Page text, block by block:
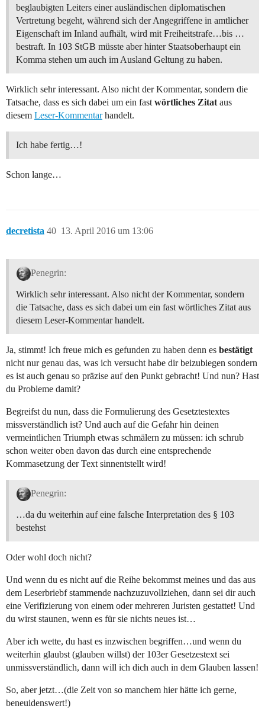
beglaubigten Leiters einer ausländischen diplomatischen
Vertretung begeht, während sich der Angegriffene in amtlicher
Eigenschaft im Inland aufhält, wird mit Freiheitstrafe…bis …
bestraft. In 103 StGB müsste aber hinter Staatsoberhaupt ein
Komma stehen um auch im Ausland Geltung zu haben.
Wirklich sehr interessant. Also nicht der Kommentar, sondern die
Tatsache, dass es sich dabei um ein fast wörtliches Zitat aus
diesem Leser-Kommentarhandelt.
Ich habe fertig…!
Schon lange…
decretista 13. April 2016 um 13:06
40
Penegrin:
Wirklich sehr interessant. Also nicht der Kommentar, sondern
die Tatsache, dass es sich dabei um ein fast wörtliches Zitat aus
diesem Leser-Kommentar handelt.
Ja, stimmt! Ich freue mich es gefunden zu haben denn es bestätigt
nicht nur genau das, was ich versucht habe dir beizubiegen sondern
es ist auch genau so präzise auf den Punkt gebracht! Und nun? Hast
du Probleme damit?
Begreifst du nun, dass die Formulierung des Gesetztestextes
missverständlich ist? Und auch auf die Gefahr hin deinen
vermeintlichen Triumph etwas schmälern zu müssen: ich schrub
schon weiter oben davon das durch eine entsprechende
Kommasetzung der Text sinnentstellt wird!
Penegrin:
…da du weiterhin auf eine falsche Interpretation des § 103
bestehst
Oder wohl doch nicht?
Und wenn du es nicht auf die Reihe bekommst meines und das aus
dem Leserbriebf stammende nachzuzuvollziehen, dann sei dir auch
eine Verifizierung von einem oder mehreren Juristen gestattet! Und
du wirst staunen, wenn es für sie nichts neues ist…
Aber ich wette, du hast es inzwischen begriffen…und wenn du
weiterhin glaubst (glauben willst) der 103er Gesetzestext sei
unmissverständlich, dann will ich dich auch in dem Glauben lassen!
So, aber jetzt…(die Zeit von so manchem hier hätte ich gerne,
beneuidenswert!)